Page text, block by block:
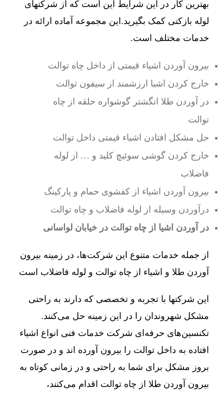
بهترین کار در این شرایط این است که از شرکتهای
لوله بازکنی کمک بگیرید.این مجموعه آماده ارائه در
خدمات مختلف است.
بیرون آوردن اشیاء قیمتی از داخل چاه توالت
خارج کردن اشیا ارزشمند از سیفون توالت
در آوردن طلا انگشتر گوشواره حلقه از چاه
توالت
حل مشکل افتادن اشیاء قیمتی داخل توالت
خارج کردن گوشی سوئیچ کلید و … از لوله
فاضلاب
بیرون آوردن اشیاء از کفشوی حمام و پارکینگ
درآوردن وسیله از لوله فاضلاب و چاه توالت
در آوردن اشیا از چاه توالت در خیابان لواسانی
از جمله خدمات متنوع این شرکت‌ها، در زمینه بیرون
آوردن طلا و اشیاء از چاه توالت و لوله فاضلاب است
این شرکتها با تجربه و تخصصی که دارند به راحتی
مشکل شهروندان را در این زمینه حل می‌کنند.
تکنسین‌های حرفه‌ای شرکت خدمات فنی انواع اشیاء
افتاده به داخل توالت را بیرون آورده اند و در صورت
بروز مشکل برای شما به راحتی و در زمانی کوتاه به
بیرون آوردن طلا از چاه توالت اقدام می‌کنند،